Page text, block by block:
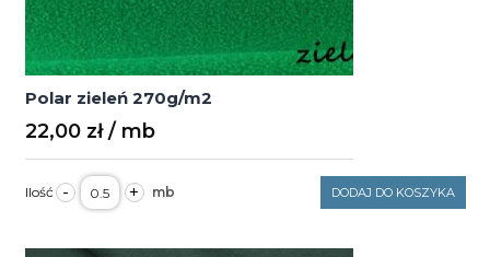
Polar zieleń 270g/m2
22,00 zł
- ilość
Polar
zieleń
+ DODAJ DO KOSZYKA